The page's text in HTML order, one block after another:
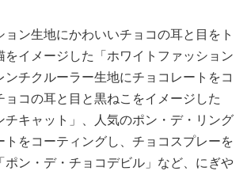
ョン生地にかわいいチョコの耳と目をト
をイメージした「ホワイトファッション
ンチクルーラー生地にチョコレートをコ
ョコの耳と目と黒ねこをイメージした
チキャット」、人気のポン・デ・リング
トをコーティングし、チョコスプレーを
ポン・デ・チョコデビル」など、にぎや